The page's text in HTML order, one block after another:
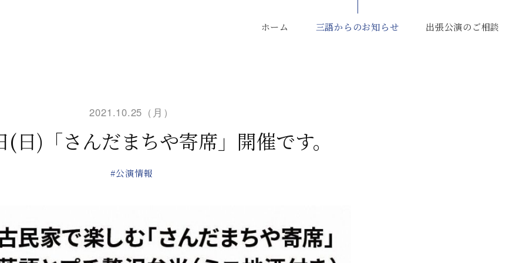
ホーム 三語からのお知らせ 出張公演のご相談
2021.10.25（月）
(日)「さんだまちや寄席」開催です。
#公演情報